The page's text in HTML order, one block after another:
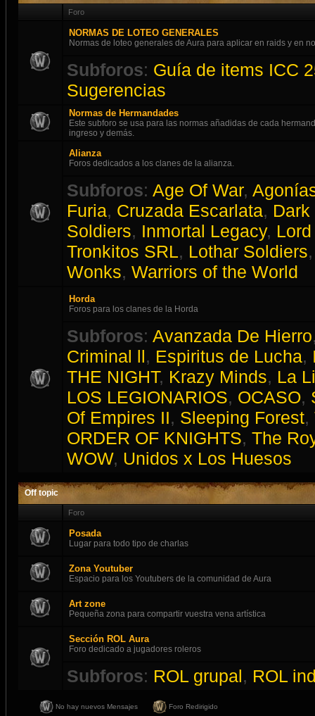
Foro
NORMAS DE LOTEO GENERALES
Normas de loteo generales de Aura para aplicar en raids y en
Subforos: Guía de items ICC
Sugerencias
Normas de Hermandades
Este subforo se usa para las normas añadidas de cada
ingreso y demás.
Alianza
Foros dedicados a los clanes de la alianza.
Subforos: Age Of War,
Furia, Cruzada Escarlata,
Soldiers, Inmortal Legacy,
Tronkitos SRL, Lothar Soldiers
Wonks, Warriors of the World
Horda
Foros para los clanes de la Horda
Subforos: Avanzada De Hierro
Criminal ll, Espiritus de Lucha,
THE NIGHT, Krazy Minds, La
LOS LEGIONARIOS, OCASO,
Of Empires II, Sleeping Forest,
ORDER OF KNIGHTS, The
WOW, Unidos x Los Huesos
Off topic
Foro
Posada
Lugar para todo tipo de charlas
Zona Youtuber
Espacio para los Youtubers de la comunidad de Aura
Art zone
Pequeña zona para compartir vuestra vena artística
Sección ROL Aura
Foro dedicado a jugadores roleros
Subforos: ROL grupal, ROL
No hay nuevos Mensajes Foro Redirigido